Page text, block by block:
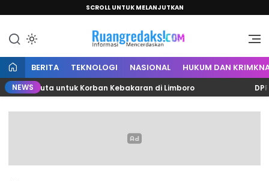
SCROLL UNTUK MELANJUTKAN
Ruang Redaksi
Informasi Mencerdaskan
BERITA TEKNOLOGI NASIONAL HUKUM DAN
NEWSJuta untuk Korban Kebakaran di Limboro